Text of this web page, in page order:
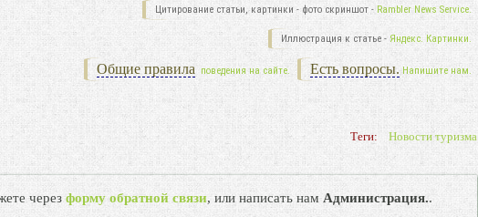
Цитирование статьи, картинки - фото скриншот - Rambler News Service.
Иллюстрация к статье - Яндекс. Картинки.
Есть вопросы. Напишите нам.
Общие правила поведения на сайте.
Теги: Новости туризма
черезформу обратной связи, или написать намАдминистрация..